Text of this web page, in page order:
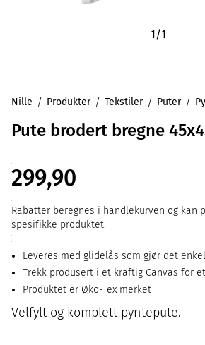
1/1
Nille Produkter Tekstiler Puter
Pute brodert bregne
299,90
Rabatter beregnes i handlekurven og kan
spesifikke produktet.
Leveres med glidelås som gjør det
Trekk produsert i et kraftig Canvas for
Produktet er Øko-Tex merket
Velfylt og komplett pyntepute.